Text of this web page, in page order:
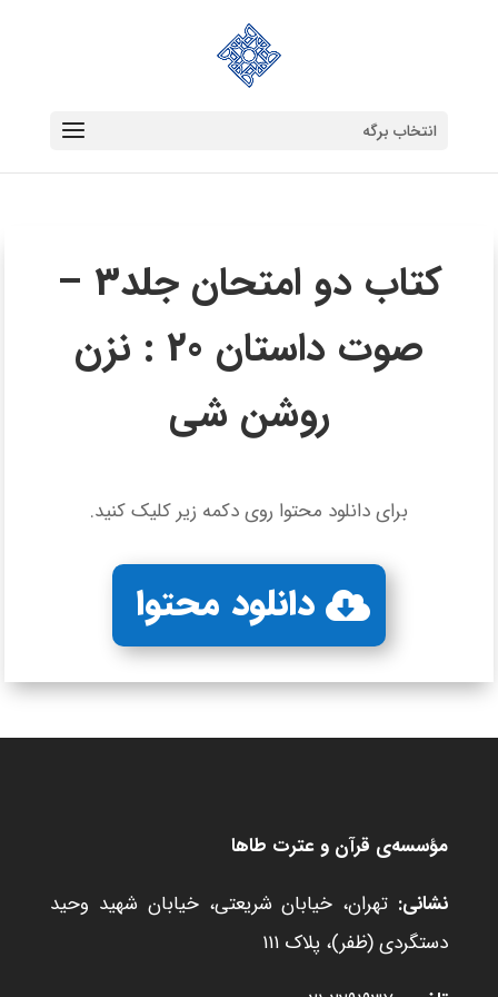
انتخاب برگه
کتاب دو امتحان جلد3 –
صوت داستان 20 : نزن
روشن شی
برای دانلود محتوا روی دکمه زیر کلیک کنید.
دانلود محتوا
مؤسسه‌ی قرآن و عترت طاها
نشانی: تهران، خیابان شریعتی، خیابان شهید وحید
دستگردی (ظفر)، پلاک ۱۱۱